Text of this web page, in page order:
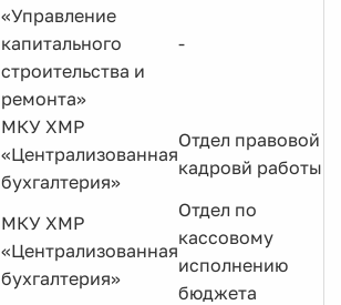
«Управление
капитального
строительства и
ремонта»
-
МКУ ХМР
«Централизованная
бухгалтерия»
Отдел правовой и
кадровй работы
МКУ ХМР
«Централизованная
бухгалтерия»
Отдел по
кассовому
исполнению
бюджета